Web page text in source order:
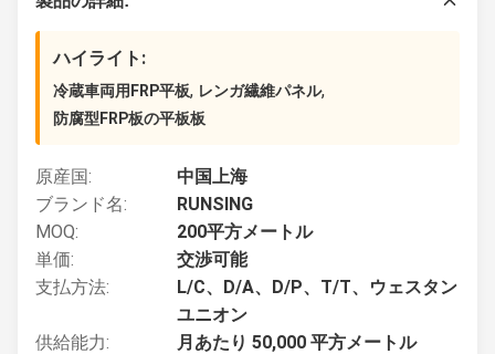
ハイライト:
冷蔵車両用FRP平板, レンガ繊維パネル,
防腐型FRP板の平板板
原産国:
中国上海
ブランド名:
RUNSING
MOQ:
200平方メートル
単価:
交渉可能
支払方法:
L/C、D/A、D/P、T/T、ウェスタン
ユニオン
供給能力:
月あたり 50,000 平方メートル